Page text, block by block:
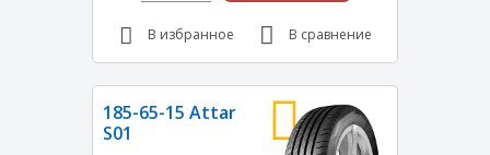
В избранное В сравнение
185-65-15 Attar
S01